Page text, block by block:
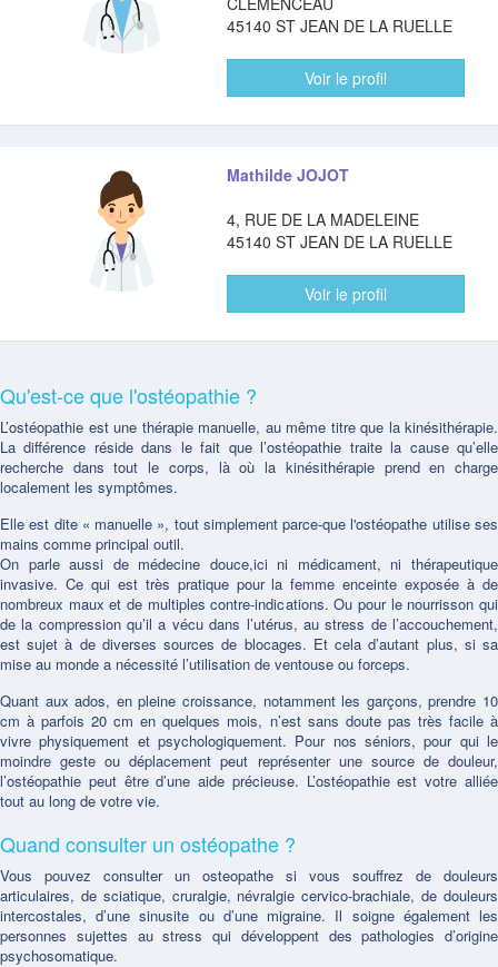
45140 ST JEAN DE LA RUELLE
Voir le profil
Mathilde JOJOT
4, RUE DE LA MADELEINE
45140 ST JEAN DE LA RUELLE
Voir le profil
Qu'est-ce que l'ostéopathie ?
L’ostéopathie est une thérapie manuelle, au même titre que la kinésithérapie.
La différence réside dans le fait que l’ostéopathie traite la cause qu’elle
recherche dans tout le corps, là où la kinésithérapie prend en charge
localement les symptômes.
Elle est dite « manuelle », tout simplement parce-que l'ostéopathe utilise ses
mains comme principal outil.
On parle aussi de médecine douce,ici ni médicament, ni thérapeutique
invasive. Ce qui est très pratique pour la femme enceinte exposée à de
nombreux maux et de multiples contre-indications. Ou pour le nourrisson qui
de la compression qu’il a vécu dans l’utérus, au stress de l’accouchement,
est sujet à de diverses sources de blocages. Et cela d’autant plus, si sa
mise au monde a nécessité l’utilisation de ventouse ou forceps.
Quant aux ados, en pleine croissance, notamment les garçons, prendre 10
cm à parfois 20 cm en quelques mois, n’est sans doute pas très facile à
vivre physiquement et psychologiquement. Pour nos séniors, pour qui le
moindre geste ou déplacement peut représenter une source de douleur,
l’ostéopathie peut être d’une aide précieuse. L’ostéopathie est votre alliée
tout au long de votre vie.
Quand consulter un ostéopathe ?
Vous pouvez consulter un osteopathe si vous souffrez de douleurs
articulaires, de sciatique, cruralgie, névralgie cervico-brachiale, de douleurs
intercostales, d’une sinusite ou d’une migraine. Il soigne également les
personnes sujettes au stress qui développent des pathologies d’origine
psychosomatique.